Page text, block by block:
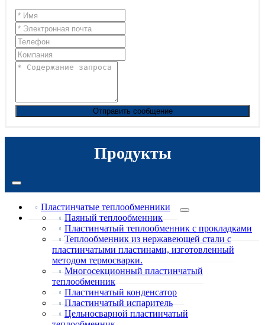
Отправить сообщение
Продукты
Пластинчатые теплообменники
Паяный теплообменник
Пластинчатый теплообменник с прокладками
Теплообменник из нержавеющей стали с
пластинчатыми пластинами, изготовленный
методом термосварки.
Многосекционный пластинчатый
теплообменник
Пластинчатый конденсатор
Пластинчатый испаритель
Цельносварной пластинчатый